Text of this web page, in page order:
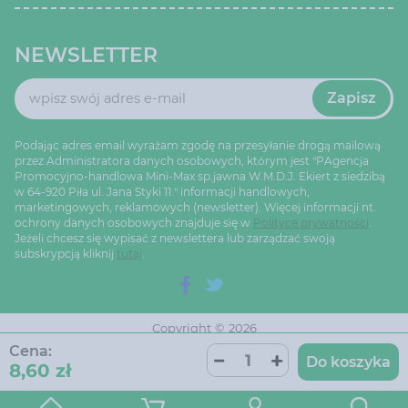
Cena:
8,60 zł Do koszyka
NEWSLETTER
Zapisz
Podając adres email wyrażam zgodę na przesyłanie drogą mailową
przez Administratora danych osobowych, którym jest "PAgencja
Promocyjno-handlowa Mini-Max sp.jawna W.M.D.J. Ekiert z siedzibą
w 64-920 Piła ul. Jana Styki 11." informacji handlowych,
marketingowych, reklamowych (newsletter). Więcej informacji nt.
ochrony danych osobowych znajduje się w Polityce prywatności
Jeżeli chcesz się wypisać z newslettera lub zarządzać swoją
subskrypcją kliknij tutaj
Copyright © 2026
Oprogramowanie sklepu:
AptusShop
Projekt i strony:Aptus.pl